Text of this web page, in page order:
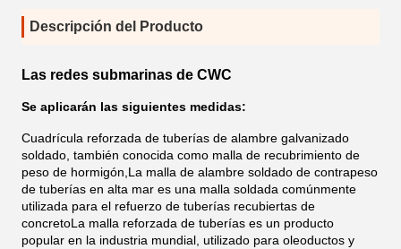
Descripción del Producto
Las redes submarinas de CWC
Se aplicarán las siguientes medidas:
Cuadrícula reforzada de tuberías de alambre galvanizado
soldado, también conocida como malla de recubrimiento de
peso de hormigón,La malla de alambre soldado de contrapeso
de tuberías en alta mar es una malla soldada comúnmente
utilizada para el refuerzo de tuberías recubiertas de
concretoLa malla reforzada de tuberías es un producto
popular en la industria mundial, utilizado para oleoductos y